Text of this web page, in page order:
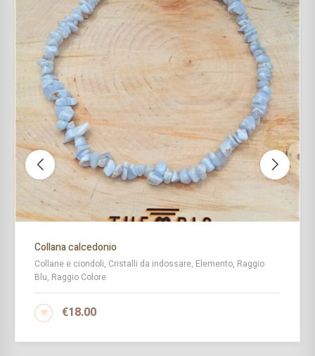
Collana calcedonio
Collane e ciondoli, Cristalli da indossare, Elemento, Raggio
Blu, Raggio Colore
€18.00
AGGIUNGI AL CARRELLO